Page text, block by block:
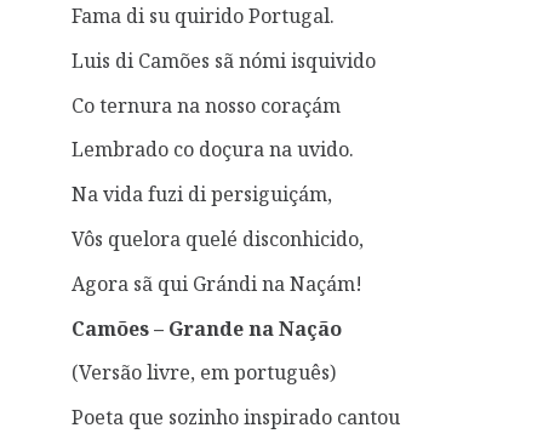
Fama di su quirido Portugal.
Luis di Camões sã nómi isquivido
Co ternura na nosso coraçám
Lembrado co doçura na uvido.
Na vida fuzi di persiguiçám,
Vôs quelora quelé disconhicido,
Agora sã qui Grándi na Naçám!
Camões – Grande na Nação
(Versão livre, em português)
Poeta que sozinho inspirado cantou